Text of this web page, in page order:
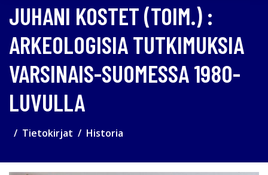
JUHANI KOSTET (TOIM.) :
ARKEOLOGISIA TUTKIMUKSIA
VARSINAIS-SUOMESSA 1980-
LUVULLA
Tietokirjat Historia